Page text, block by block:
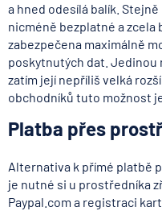
a hned odesílá balík.
nicméně bezplatné a zcela
zabezpečena maximálně
poskytnutých dat. Jedinou
zatím její nepříliš velká
obchodníků tuto možnost
Platba přes
Alternativa k přímé platbě
je nutné si u prostředníka
Paypal.com a registraci